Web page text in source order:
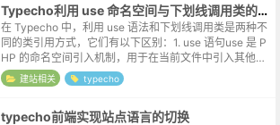
Typecho利用 use 命名空间与下划线调用类的区别
在 Typecho 中，利用 use 语法和下划线调用类是两种不
同的类引用方式，它们有以下区别：1. use 语句use 是 P
HP 的命名空间引入机制，用于在当前文件中引入其他命
名空间的类：use Typecho\Db; use T...
建站相关 typecho
typecho前端实现站点语言的切换